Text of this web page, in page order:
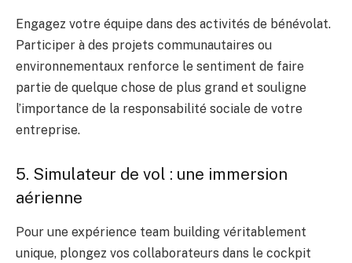
Engagez votre équipe dans des activités de bénévolat.
Participer à des projets communautaires ou
environnementaux renforce le sentiment de faire
partie de quelque chose de plus grand et souligne
l’importance de la responsabilité sociale de votre
entreprise.
5. Simulateur de vol : une immersion
aérienne
Pour une expérience team building véritablement
unique, plongez vos collaborateurs dans le cockpit